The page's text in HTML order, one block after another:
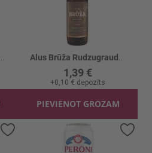
1,39 €
+0,10 € depozīts
PIEVIENOT GROZAM